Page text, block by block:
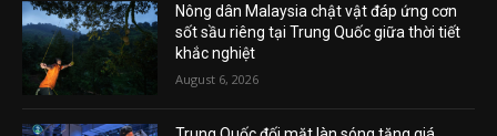
Nông dân Malaysia chật vật đáp ứng cơn
sốt sầu riêng tại Trung Quốc giữa thời tiết
khắc nghiệt
August 6, 2026